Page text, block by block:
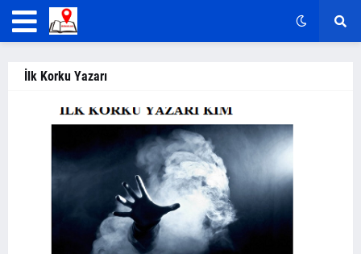
İlk Korku Yazarı